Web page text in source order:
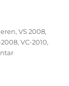
,VS 2008,
2008,VC-2010,
zu